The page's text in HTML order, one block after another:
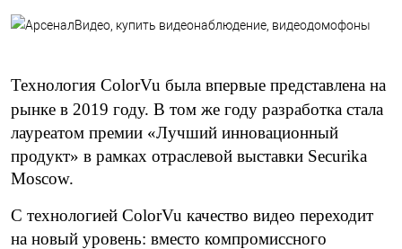
Технология ColorVu была впервые представлена на
рынке в 2019 году. В том же году разработка стала
лауреатом премии «Лучший инновационный
продукт» в рамках отраслевой выставки Securika
Moscow.
С технологией ColorVu качество видео переходит
на новый уровень: вместо компромиссного